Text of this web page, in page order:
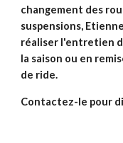
changement des
suspensions,
réaliser l'entretien
la saison ou en
de ride.
Contactez-le pour